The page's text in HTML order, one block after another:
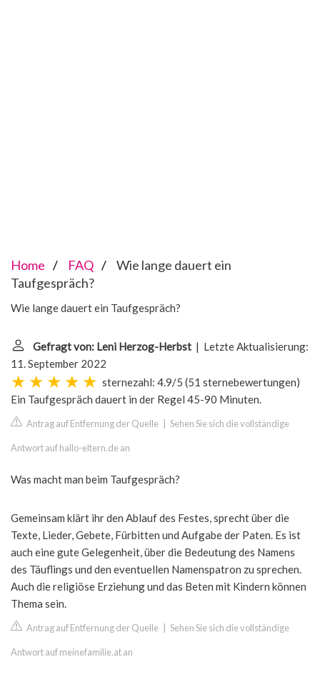
Home FAQ
Wie lange dauert ein
Taufgespräch?
Wie lange dauert ein Taufgespräch?
Gefragt von: Leni Herzog-Herbst | Letzte Aktualisierung:
11. September 2022
sternezahl: 4.9/5 (51 sternebewertungen)
Ein Taufgespräch dauert in der Regel 45-90 Minuten.
Antrag auf Entfernung der Quelle Sehen Sie sich die vollständige
Antwort auf hallo-eltern.de an
Was macht man beim Taufgespräch?
Gemeinsam klärt ihr den Ablauf des Festes, sprecht über die
Texte, Lieder, Gebete, Fürbitten und Aufgabe der Paten. Es ist
auch eine gute Gelegenheit, über die Bedeutung des Namens
des Täuflings und den eventuellen Namenspatron zu sprechen.
Auch die religiöse Erziehung und das Beten mit Kindern können
Thema sein.
Antrag auf Entfernung der Quelle Sehen Sie sich die vollständige
Antwort auf meinefamilie.at an